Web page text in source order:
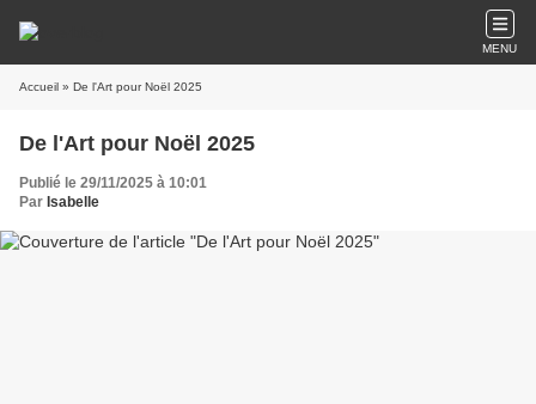
MENU
Accueil » De l'Art pour Noël 2025
De l'Art pour Noël 2025
Publié le 29/11/2025 à 10:01
Par Isabelle